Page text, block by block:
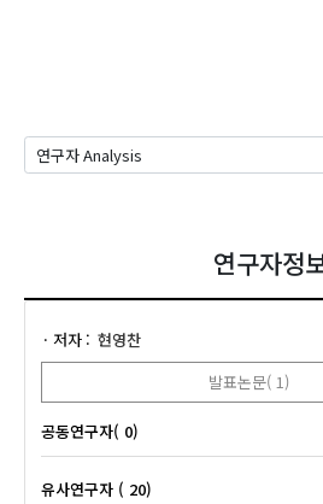
연구자정
저자
현영찬
발표논문( 1)
공동연구자( 0)
유사연구자 ( 20)